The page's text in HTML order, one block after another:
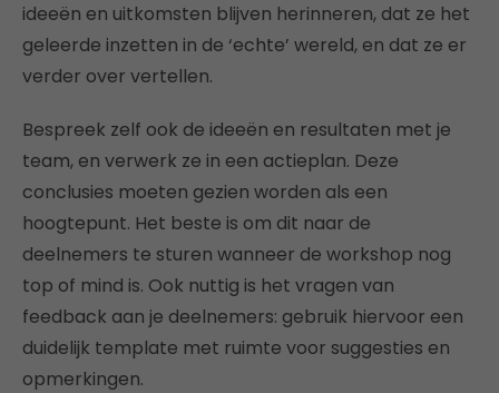
ideeën en uitkomsten blijven herinneren, dat ze het
geleerde inzetten in de ‘echte’ wereld, en dat ze er
verder over vertellen.
Bespreek zelf ook de ideeën en resultaten met je
team, en verwerk ze in een actieplan. Deze
conclusies moeten gezien worden als een
hoogtepunt. Het beste is om dit naar de
deelnemers te sturen wanneer de workshop nog
top of mind is. Ook nuttig is het vragen van
feedback aan je deelnemers: gebruik hiervoor een
duidelijk template met ruimte voor suggesties en
opmerkingen.